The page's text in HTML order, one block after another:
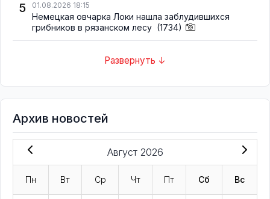
5 01.08.2026 18:15
Немецкая овчарка Локи нашла заблудившихся
грибников в рязанском лесу (1734)
Развернуть ↓
Архив новостей
Август 2026
Пн Вт Ср Чт Пт Сб Вс